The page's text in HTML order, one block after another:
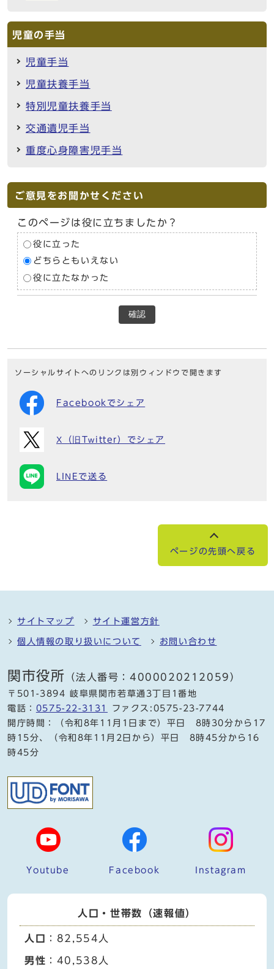
児童の手当
児童手当
児童扶養手当
特別児童扶養手当
交通遺児手当
重度心身障害児手当
ご意見をお聞かせください
このページは役に立ちましたか？
役に立った
どちらともいえない
役に立たなかった
確認
ソーシャルサイトへのリンクは別ウィンドウで開きます
Facebookでシェア
X（旧Twitter）でシェア
LINEで送る
ページの先頭へ戻る
サイトマップ サイト運営方針
個人情報の取り扱いについて お問い合わせ
関市役所 （法人番号：4000020212059）
〒501-3894 岐阜県関市若草通3丁目1番地
電話： 0575-22-3131
ファクス:0575-23-7744
開庁時間：（令和8年11月1日まで）平日 8時30分から17
時15分、（令和8年11月2日から）平日 8時45分から16
時45分
Youtube Facebook Instagram
人口・世帯数（速報値）
人口 ：82,554人
男性 ：40,538人